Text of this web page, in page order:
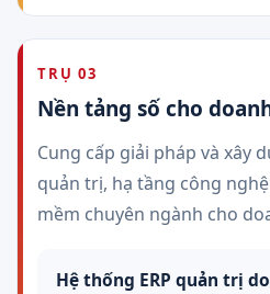
TRỤ 03
Nền tảng số cho
Cung cấp giải pháp và xây
quản trị, hạ tầng công
mềm chuyên ngành cho
Hệ thống ERP quản trị